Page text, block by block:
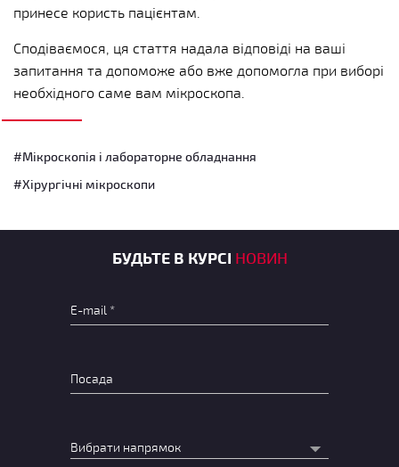
принесе користь пацієнтам.
Сподіваємося, ця стаття надала відповіді на ваші
запитання та допоможе або вже допомогла при виборі
необхідного саме вам мікроскопа.
#Мікроскопія і лабораторне обладнання
#Хірургічні мікроскопи
БУДЬТЕ В КУРСІ НОВИН